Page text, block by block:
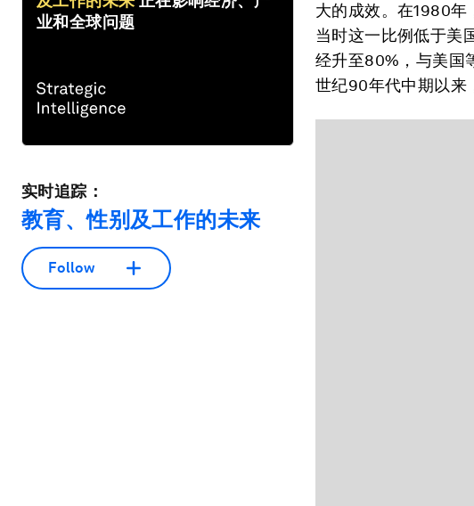
业和全球问题
实时追踪：
教育、性别及工作的未来
Follow
大的成效。在1980
当时这一比例低于美
经升至80%，与美国
世纪90年代中期以来